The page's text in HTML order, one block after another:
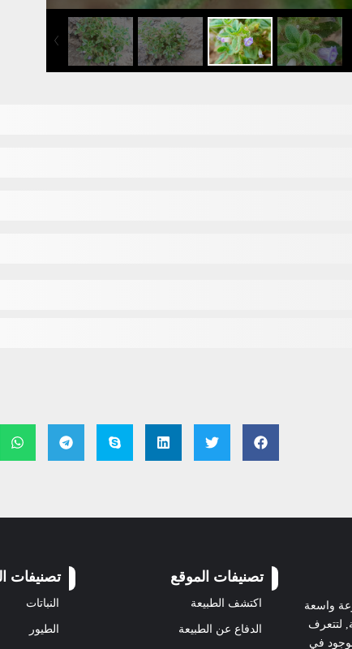
واسعة
لتتعرف
في
تصنيفات الموقع
اكتشف الطبيعة
الدفاع عن الطبيعة
تصنيفات
النباتات
الطيور